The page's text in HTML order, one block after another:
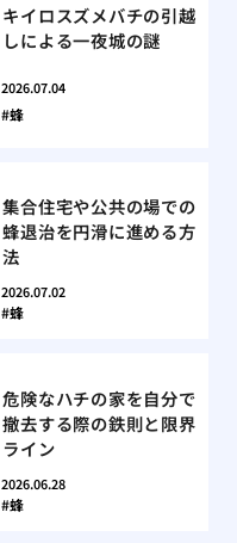
キイロスズメバチの引越
しによる一夜城の謎
2026.07.04
蜂
集合住宅や公共の場での
蜂退治を円滑に進める方
法
2026.07.02
蜂
危険なハチの家を自分で
撤去する際の鉄則と限界
ライン
2026.06.28
蜂